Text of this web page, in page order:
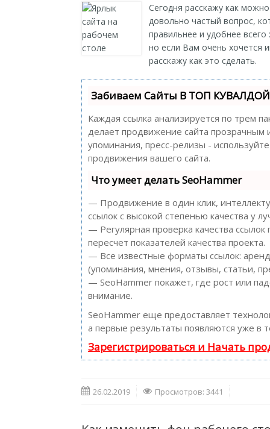
Сегодня расскажу как
довольно частый вопрос,
правильнее и удобнее
но если Вам очень хочется
расскажу как это сделать.
Забиваем Сайты В ТОП КУВАЛДОЙ
Каждая ссылка анализируется по трем
делает продвижение сайта прозрачным
упоминания, пресс-релизы -
продвижения вашего сайта.
Что умеет делать SeoHammer
— Продвижение в один клик,
ссылок с высокой степенью качества у
— Регулярная проверка качества
пересчет показателей качества проекта.
— Все известные форматы ссылок:
(упоминания, мнения, отзывы, статьи,
— SeoHammer покажет, где рост или
внимание.
SeoHammer еще предоставляет
а первые результаты появляются уже в
Зарегистрироваться и Начать
26.02.2019 Просмотров: 3441